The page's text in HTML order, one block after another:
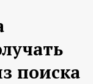
поиска